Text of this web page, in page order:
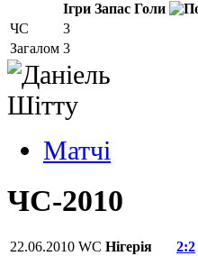
Ігри Запас Голи
ЧС
3
Загалом 3
Матчi
ЧС-2010
22.06.2010 WC Нігерія 2:2